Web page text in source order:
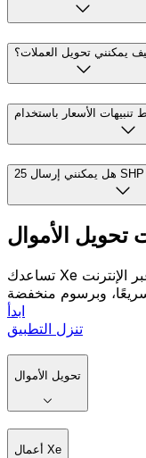
يمكنني تحويل العملات؟
تحويل الأموال
تساعدك Xe على إرسال تحويلات مالية إلى الخارج عبر الإنترنت
وبرسوم منخفضة
ابدأ
تنزل التطبيق
تحويل الأموال
أعمال Xe